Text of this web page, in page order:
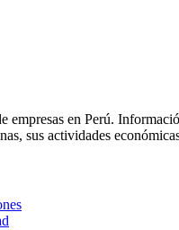
empresas en Perú.
sus actividades